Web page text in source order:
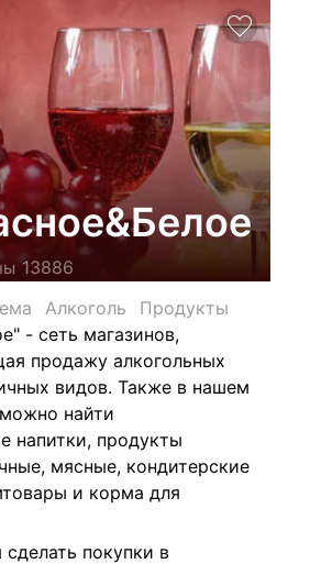
13886
Алкоголь
Продукты
- сеть магазинов,
продажу алкогольных
видов. Также в нашем
найти
напитки, продукты
мясные, кондитерские
и корма для
покупки в